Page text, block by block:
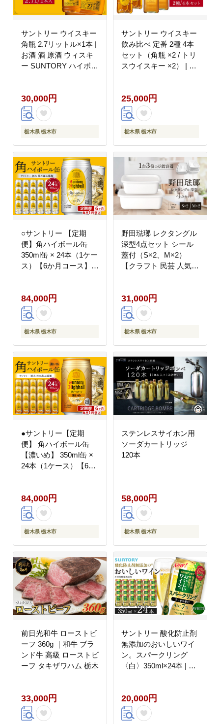
サントリー ウイスキー
角瓶 2.7リットル×1本 |
お酒 酒 原酒 ウィスキ
ー SUNTORY ハイボー
宴会 大容量 2,7L
30,000円
栃木県 栃木市
サントリー ウイスキー
飲み比べ 定番 2種 4本
セット（角瓶 ×2 / トリ
スウイスキー ×2） | ギ
SUNTORY ウィスキー
ハイボール ロック 水割
り 家飲み 宅飲み パー
ティー 宴会
25,000円
栃木県 栃木市
○サントリー 【定期
便】角ハイボール缶
350ml缶 × 24本（1ケー
ス）【6か月コース】 |
SUNTORY 家飲み 宅飲
み 定期便 高評価 酒 お
酒 角瓶 おすすめ 栃木
市
84,000円
栃木県 栃木市
野田琺瑯 レクタングル
深型4点セット シール
蓋付（S×2、M×2）
【クラフト 民芸 人気
31,000円
栃木県 栃木市
●サントリー【定期
便】 角ハイボール缶
【濃いめ】 350ml缶 ×
24本（1ケース）【6か
ル ウィスキー
SUNTORY 家飲み 宅飲
み 定期便 高評価 酒 お
酒 角瓶 おすすめ 栃木
84,000円
栃木県 栃木市
ステンレスサイホン用
ソーダカートリッジ
120本
58,000円
栃木県 栃木市
前日光和牛 ローストビ
ーフ 360g ｜和牛 ブラ
ンド牛 高級 ローストビ
ーフ タキザワハム 栃木
33,000円
サントリー 酸化防止剤
無添加のおいしいワイ
ン。スパークリング
〈白〉350ml×24本 | ス
人気 おすすめ
20,000円